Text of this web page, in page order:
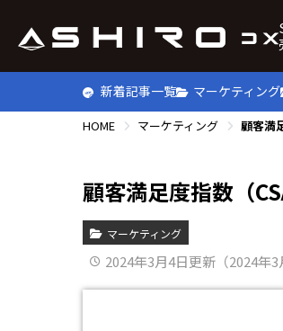
新着記事一覧 マーケティング
HOME マーケティング 顧客満
顧客満足度指数（
マーケティング
2024年3月4日更新（2024年3